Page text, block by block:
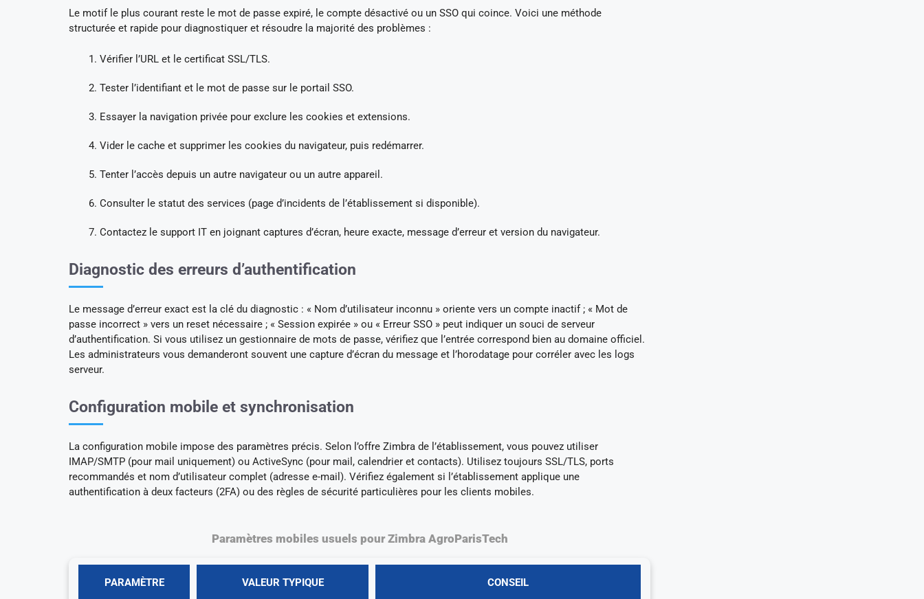
Le motif le plus courant reste le mot de passe expiré, le compte désactivé ou un SSO qui coince. Voici une méthode
structurée et rapide pour diagnostiquer et résoudre la majorité des problèmes :
Vérifier l’URL et le certificat SSL/TLS.
Tester l’identifiant et le mot de passe sur le portail SSO.
Essayer la navigation privée pour exclure les cookies et extensions.
Vider le cache et supprimer les cookies du navigateur, puis redémarrer.
Tenter l’accès depuis un autre navigateur ou un autre appareil.
Consulter le statut des services (page d’incidents de l’établissement si disponible).
Contactez le support IT en joignant captures d’écran, heure exacte, message d’erreur et version du navigateur.
Diagnostic des erreurs d’authentification
Le message d’erreur exact est la clé du diagnostic : « Nom d’utilisateur inconnu » oriente vers un compte inactif ; « Mot de
passe incorrect » vers un reset nécessaire ; « Session expirée » ou « Erreur SSO » peut indiquer un souci de serveur
d’authentification. Si vous utilisez un gestionnaire de mots de passe, vérifiez que l’entrée correspond bien au domaine officiel.
Les administrateurs vous demanderont souvent une capture d’écran du message et l’horodatage pour corréler avec les logs
serveur.
Configuration mobile et synchronisation
La configuration mobile impose des paramètres précis. Selon l’offre Zimbra de l’établissement, vous pouvez utiliser
IMAP/SMTP (pour mail uniquement) ou ActiveSync (pour mail, calendrier et contacts). Utilisez toujours SSL/TLS, ports
recommandés et nom d’utilisateur complet (adresse e-mail). Vérifiez également si l’établissement applique une
authentification à deux facteurs (2FA) ou des règles de sécurité particulières pour les clients mobiles.
Paramètres mobiles usuels pour Zimbra AgroParisTech
PARAMÈTRE VALEUR TYPIQUE CONSEIL